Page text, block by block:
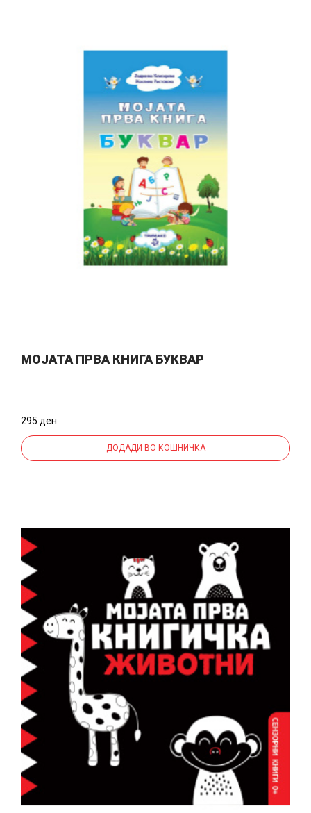
МОЈАТА ПРВА КНИГА БУКВАР
295 ден.
ДОДАДИ ВО КОШНИЧКА